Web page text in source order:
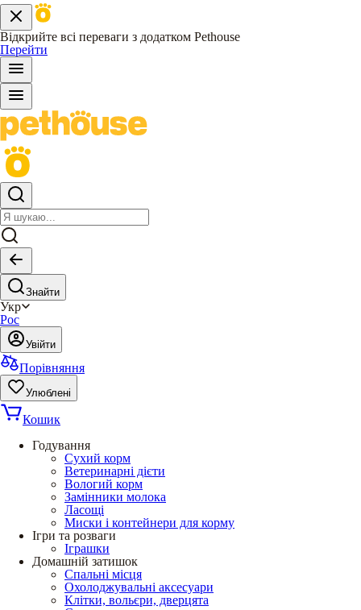
Відкрийте всі переваги з додатком Pethouse
Перейти
Знайти
Укр
Рос
Увійти
Порівняння
Улюблені
Кошик
Годування
Сухий корм
Ветеринарні дієти
Вологий корм
Замінники молока
Ласощі
Миски і контейнери для корму
Ігри та розваги
Іграшки
Домашній затишок
Спальні місця
Охолоджувальні аксесуари
Клітки, вольєри, дверцята